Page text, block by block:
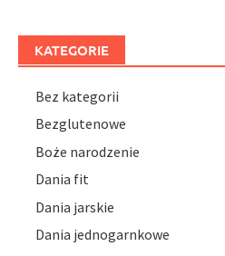
KATEGORIE
Bez kategorii
Bezglutenowe
Boże narodzenie
Dania fit
Dania jarskie
Dania jednogarnkowe